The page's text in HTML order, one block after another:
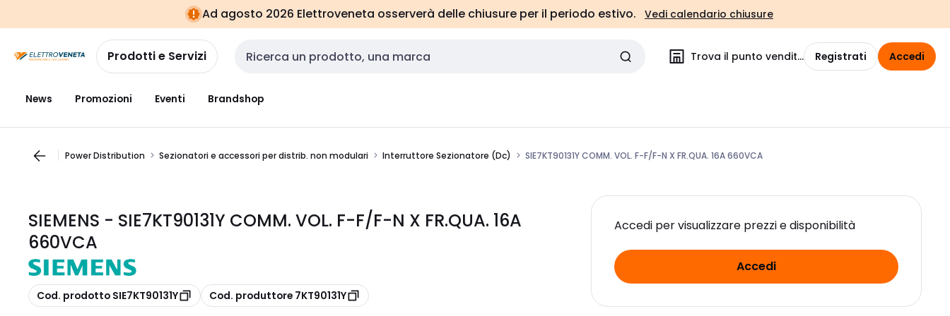
navigazionealla
pagina
Ad agosto 2026 Elettroveneta osserverà delle chiusure per il periodo estivo. Vedi calendario chiusure
Prodotti e Servizi Cerca input Trova il punto vendita Registrati Accedi
News Promozioni Eventi Brandshop
Power Distribution Sezionatori e accessori per distrib. non modulari Interruttore Sezionatore (Dc) SIE7KT90131Y COMM. VOL. F-F/F-N X FR.QUA. 16A 660VCA
SIEMENS - SIE7KT90131Y COMM. VOL. F-F/F-N X FR.QUA. 16A
660VCA
copia
Cod. prodotto SIE7KT90131Y copia
Cod. produttore 7KT90131Y
Accedi per visualizzare prezzi e disponibilità
Accedi